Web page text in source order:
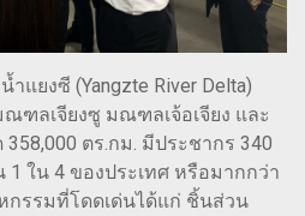
แยงซี (Yangzte River Delta)
ฑลเจียงซู มณฑลเจ้อเจียง และ
ตร.กม. มีประชากร 340
1 ใน 4 ของประเทศ หรือมากกว่า
รรมที่โดดเด่นได้แก่ ชิ้นส่วน